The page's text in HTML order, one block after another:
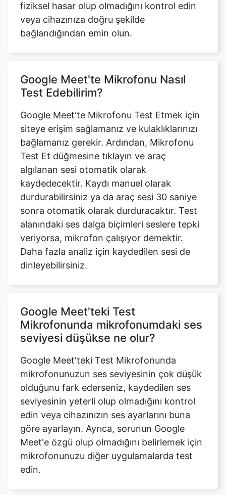
fiziksel hasar olup olmadığını kontrol edin
veya cihazınıza doğru şekilde
bağlandığından emin olun.
Google Meet'te Mikrofonu Nasıl
Test Edebilirim?
Google Meet'te Mikrofonu Test Etmek için
siteye erişim sağlamanız ve kulaklıklarınızı
bağlamanız gerekir. Ardından, Mikrofonu
Test Et düğmesine tıklayın ve araç
algılanan sesi otomatik olarak
kaydedecektir. Kaydı manuel olarak
durdurabilirsiniz ya da araç sesi 30 saniye
sonra otomatik olarak durduracaktır. Test
alanındaki ses dalga biçimleri seslere tepki
veriyorsa, mikrofon çalışıyor demektir.
Daha fazla analiz için kaydedilen sesi de
dinleyebilirsiniz.
Google Meet'teki Test
Mikrofonunda mikrofonumdaki ses
seviyesi düşükse ne olur?
Google Meet'teki Test Mikrofonunda
mikrofonunuzun ses seviyesinin çok düşük
olduğunu fark ederseniz, kaydedilen ses
seviyesinin yeterli olup olmadığını kontrol
edin veya cihazınızın ses ayarlarını buna
göre ayarlayın. Ayrıca, sorunun Google
Meet'e özgü olup olmadığını belirlemek için
mikrofonunuzu diğer uygulamalarda test
edin.